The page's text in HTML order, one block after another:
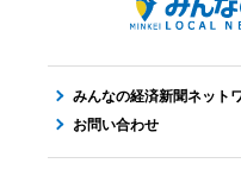
みんなの経済新聞ネット
お問い合わせ